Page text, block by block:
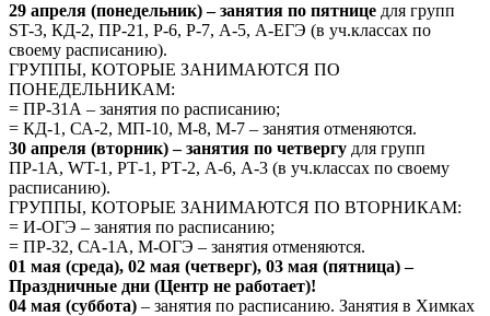
29 апреля (понедельник) – занятия по пятнице для групп
ST-3, КД-2, ПР-21, Р-6, Р-7, А-5, А-ЕГЭ (в уч.классах по
своему расписанию).
ГРУППЫ, КОТОРЫЕ ЗАНИМАЮТСЯ ПО
ПОНЕДЕЛЬНИКАМ:
= ПР-31А – занятия по расписанию;
= КД-1, СА-2, МП-10, М-8, М-7 – занятия отменяются.
30 апреля (вторник) – занятия по четвергу для групп
ПР-1А, WT-1, РТ-1, РТ-2, А-6, А-3 (в уч.классах по своему
расписанию).
ГРУППЫ, КОТОРЫЕ ЗАНИМАЮТСЯ ПО ВТОРНИКАМ:
= И-ОГЭ – занятия по расписанию;
= ПР-32, СА-1А, М-ОГЭ – занятия отменяются.
01 мая (среда), 02 мая (четверг), 03 мая (пятница) –
Праздничные дни (Центр не работает)!
04 мая (суббота) – занятия по расписанию. Занятия в Химках